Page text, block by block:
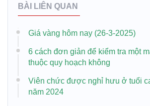
BÀI LIÊN QUAN
Giá vàng hôm nay (26-3-2025)
6 cách đơn giản để kiểm tra một
thuộc quy hoạch không
Viên chức được nghỉ hưu ở tuổi
năm 2024